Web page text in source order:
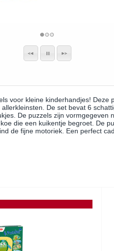
voor kleine kinderhandjes! Deze
De set bevat 6
De puzzels zijn vormgegeven
die een kuikentje begroet. De
de fijne motoriek. Een perfect